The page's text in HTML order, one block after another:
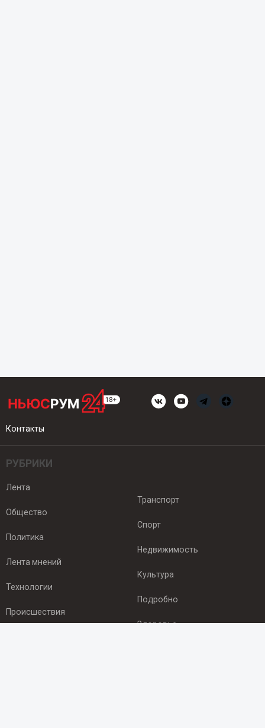
Контакты
РУБРИКИ
Лента
Общество
Политика
Лента мнений
Технологии
Происшествия
Транспорт
Спорт
Недвижимость
Культура
Подробно
Здоровье